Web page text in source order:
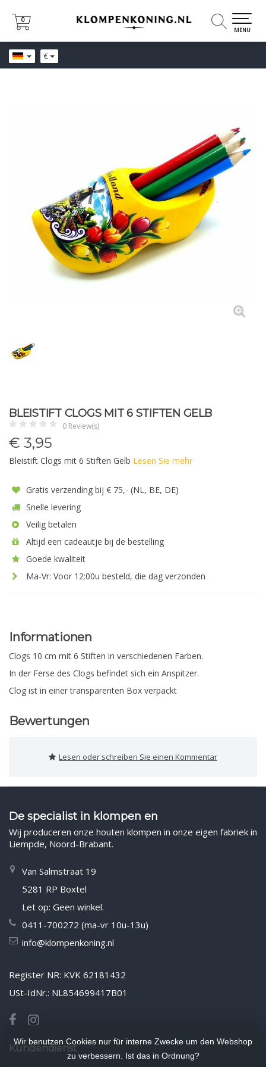
€
0
0
MENU
BLEISTIFT CLOGS MIT 6 STIFTEN GELB
0 Review(s)
€ 3,95
Bleistift Clogs mit 6 Stiften Gelb Lesen Sie mehr
Gratis verzending bij € 75,- (NL, BE, DE)
Snelle levering
Veilig betalen
Altijd een cadeautje bij de bestelling
Goede kwaliteit
Ma-Vr: Voor 12:00u besteld, die dag verzonden
Informationen
Clogs 10 cm mit 6 Stiften in verschiedenen Farben.
In der Ferse des Clogs befindet sich ein Anspitzer.
Clog ist in einer transparenten Box verpackt
Bewertungen
Lesen oder schreiben Sie einen Kommentar
De specialist in klompen en
Wij produceren onze houten klompen in onze eigen fabriek in
Liempde, Noord-Brabant.
Van Salmstraat 19
5281 RP Boxtel
Let op: Geen winkel.
0411-700272 (ma-vr 10u-13u)
info@klompenkoning.nl
Register NR: KVK 62181432
USt-IdNr.: NL854699417B01
Kundendienst
Wir benutzen Cookies nur für interne Zwecke um den Webshop
zu verbessern. Ist das in Ordnung?